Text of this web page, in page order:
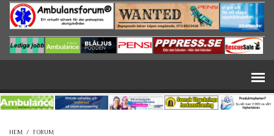
Hoppa till huvudinnehåll
HEM / FORUM